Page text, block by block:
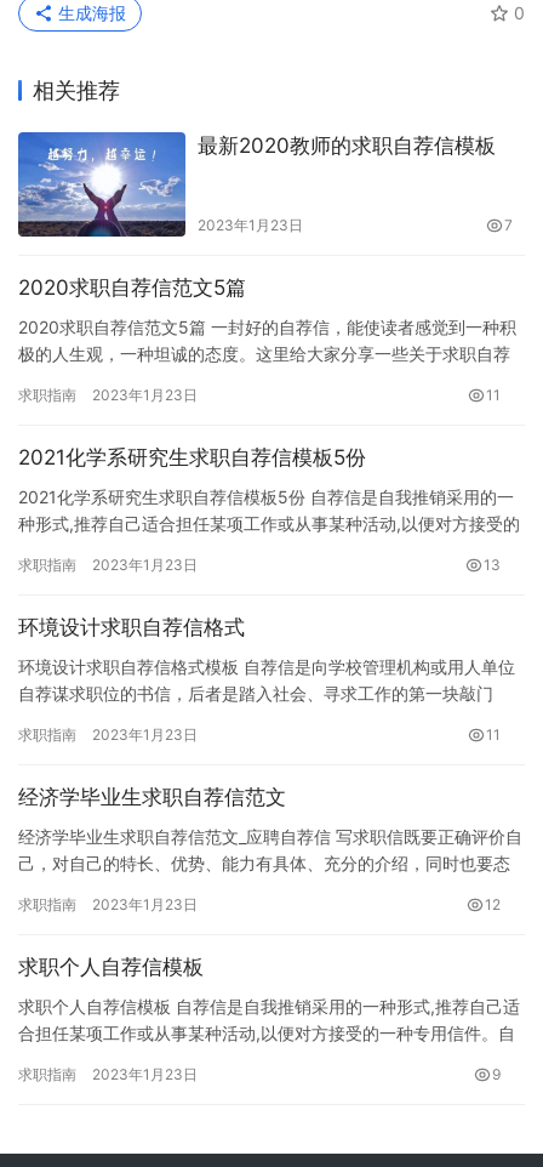
0
生成海报
相关推荐
最新2020教师的求职自荐信模板
2023年1月23日 7
2020求职自荐信范文5篇
2020求职自荐信范文5篇 一封好的自荐信，能使读者感觉到一种积
极的人生观，一种坦诚的态度。这里给大家分享一些关于求职自荐
求职指南 2023年1月23日 11
2021化学系研究生求职自荐信模板5份
2021化学系研究生求职自荐信模板5份 自荐信是自我推销采用的一
种形式,推荐自己适合担任某项工作或从事某种活动,以便对方接受的
求职指南 2023年1月23日 13
环境设计求职自荐信格式
环境设计求职自荐信格式模板 自荐信是向学校管理机构或用人单位
自荐谋求职位的书信，后者是踏入社会、寻求工作的第一块敲门
为求得…
求职指南 2023年1月23日 11
经济学毕业生求职自荐信范文
经济学毕业生求职自荐信范文_应聘自荐信 写求职信既要正确评价自
己，对自己的特长、优势、能力有具体、充分的介绍，同时也要态
言…
求职指南 2023年1月23日 12
求职个人自荐信模板
求职个人自荐信模板 自荐信是自我推销采用的一种形式,推荐自己适
合担任某项工作或从事某种活动,以便对方接受的一种专用信件。自
求职指南 2023年1月23日 9